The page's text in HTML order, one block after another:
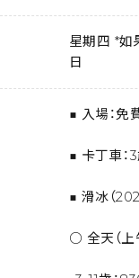
星期四 *如
日
■ 入場：免
■ 卡丁車：
■ 滑冰（
○ 全天（